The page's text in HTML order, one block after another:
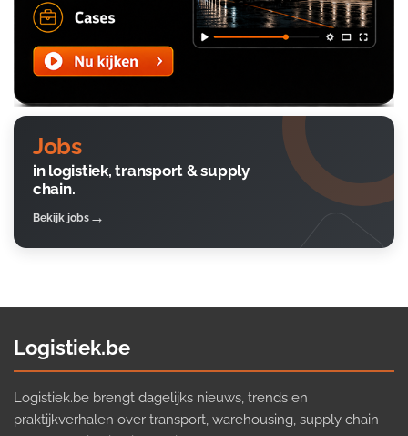
Jobs
in logistiek, transport & supply
chain.
Bekijk jobs
Logistiek.be
Logistiek.be brengt dagelijks nieuws, trends en
praktijkverhalen over transport, warehousing, supply chain